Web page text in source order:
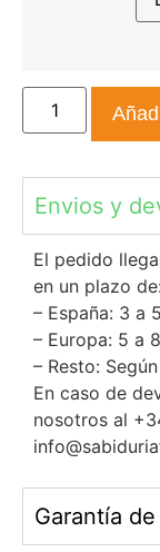
Envios y
El pedido
en un plazo de:
– España: 3 a
– Europa: 5 a
– Resto:
En caso de
nosotros al
Garantía